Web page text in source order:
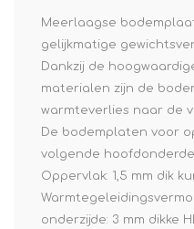
Meerlaagse
gelijkmatige
Dankzij de
materialen zijn de
warmteverlies naar de
De bodemplaten voor
volgende
Oppervlak: 1,5 mm dik
onderzijde: 3 mm dikke